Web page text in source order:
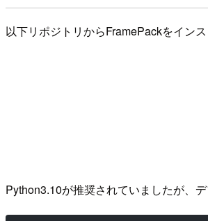
以下リポジトリからFramePackをインス
Python3.10が推奨されていましたが、